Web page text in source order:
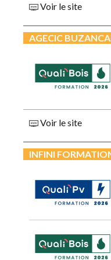
Voir le site
AGECIC
Voir le site
INFINI